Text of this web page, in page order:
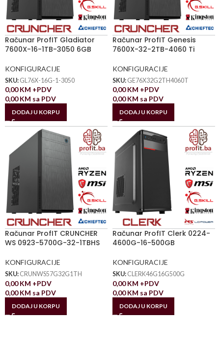
Računar ProfIT Gladiator
7600X-16-1TB-3050 6GB
KONFIGURACIJE
SKU: GL76X-16G-1-3050
0,00KM +PDV
0,00KM sa PDV
DODAJ U KORPU
Računar ProfIT Genesis
7600X-32-2TB-4060 Ti
KONFIGURACIJE
SKU: GE76X32G2TH4060T
0,00KM +PDV
0,00KM sa PDV
DODAJ U KORPU
Računar ProfIT CRUNCHER
WS 0923-5700G-32-1TBHS
KONFIGURACIJE
SKU: CRUNWS57G32G1TH
0,00KM +PDV
0,00KM sa PDV
DODAJ U KORPU
Računar ProfIT Clerk 0224-
4600G-16-500GB
KONFIGURACIJE
SKU: CLERK46G16G500G
0,00KM +PDV
0,00KM sa PDV
DODAJ U KORPU